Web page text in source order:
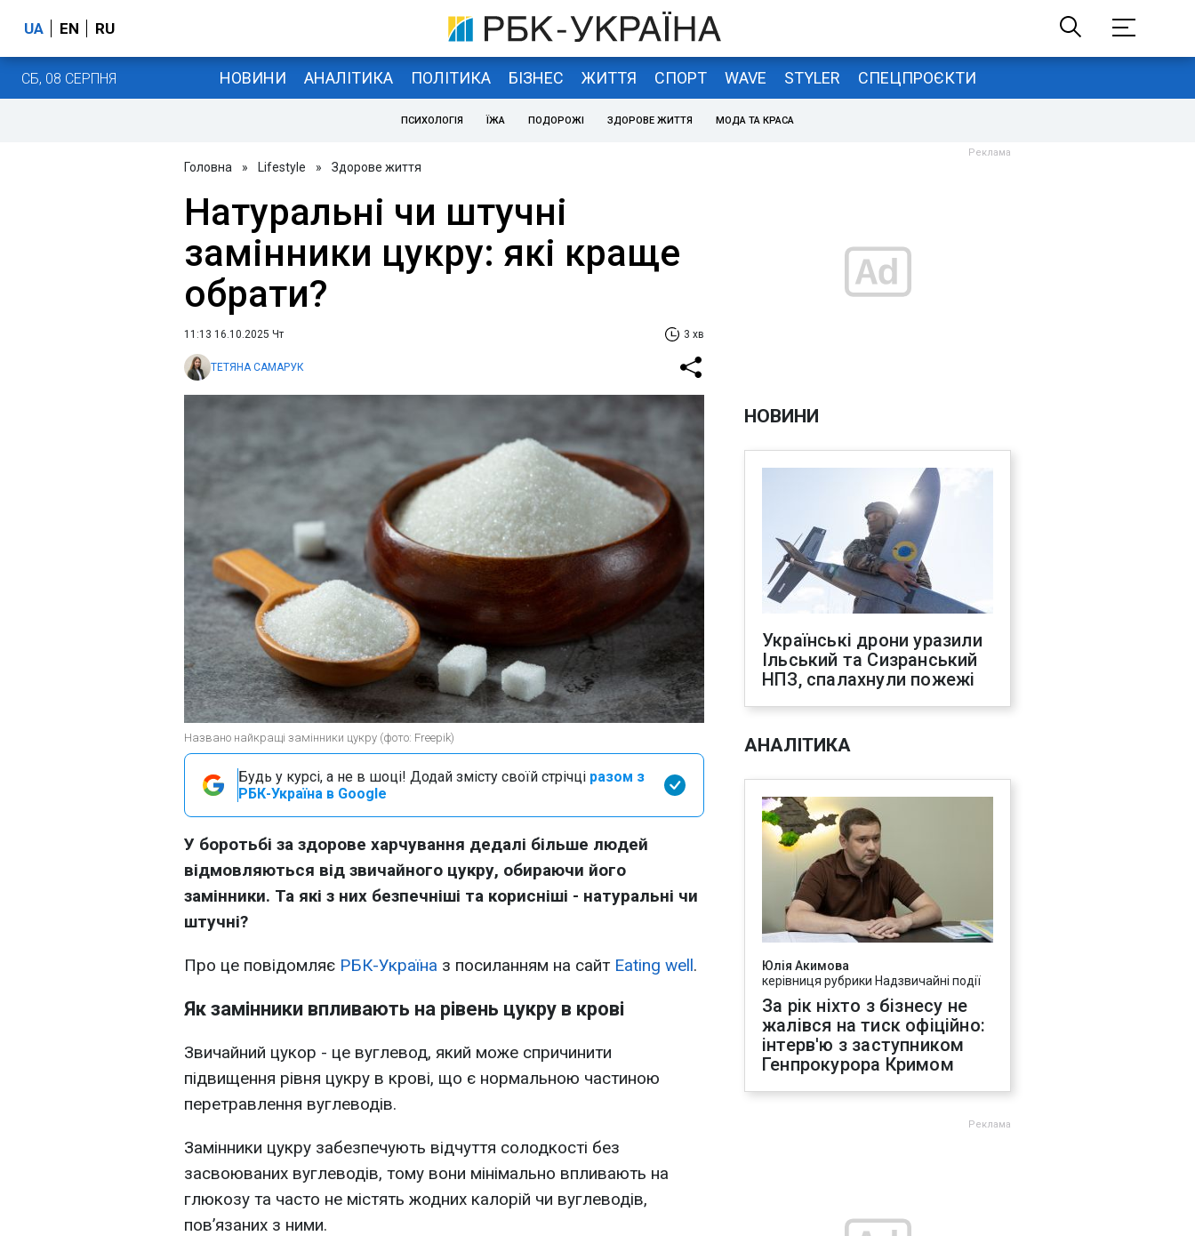
UA EN RU
СБ, 08 СЕРПНЯ НОВИНИ АНАЛІТИКА ПОЛІТИКА БІЗНЕС ЖИТТЯ СПОРТ WAVE STYLER СПЕЦПРОЄКТИ
ПСИХОЛОГІЯ ЇЖА ПОДОРОЖІ ЗДОРОВЕ ЖИТТЯ МОДА ТА КРАСА
Головна » Lifestyle » Здорове життя
Натуральні чи штучні
замінники цукру: які краще
обрати?
11:13 16.10.2025 Чт 3 хв
ТЕТЯНА САМАРУК
Названо найкращі замінники цукру (фото: Freepik)
Будь у курсі, а не в шоці! Додай змісту своїй стрічці разом з
РБК-Україна в Google
У боротьбі за здорове харчування дедалі більше людей
відмовляються від звичайного цукру, обираючи його
замінники. Та які з них безпечніші та корисніші - натуральні чи
штучні?
Про це повідомляє РБК-Україна з посиланням на сайт Eating well.
Як замінники впливають на рівень цукру в крові
Звичайний цукор - це вуглевод, який може спричинити
підвищення рівня цукру в крові, що є нормальною частиною
перетравлення вуглеводів.
Замінники цукру забезпечують відчуття солодкості без
засвоюваних вуглеводів, тому вони мінімально впливають на
глюкозу та часто не містять жодних калорій чи вуглеводів,
пов’язаних з ними.
НОВИНИ
Українські дрони уразили
Ільський та Сизранський
НПЗ, спалахнули пожежі
АНАЛІТИКА
Юлія Акимова
керівниця рубрики Надзвичайні події
За рік ніхто з бізнесу не
жалівся на тиск офіційно:
інтерв'ю з заступником
Генпрокурора Кримом